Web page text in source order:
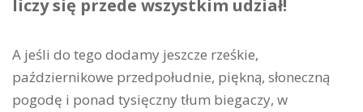
liczy się przede wszystkim udział!
A jeśli do tego dodamy jeszcze rześkie,
październikowe przedpołudnie, piękną, słoneczną
pogodę i ponad tysięczny tłum biegaczy, w